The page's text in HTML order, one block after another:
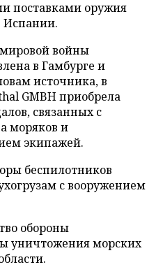
поставками оружия
Испании.
войны
в Гамбурге и
источника, в
GMBH приобрела
связанных с
моряков и
экипажей.
беспилотников
с вооружением
обороны
уничтожения морских